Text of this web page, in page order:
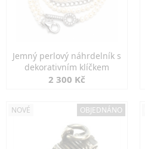
Jemný perlový náhrdelník s
dekorativním klíčkem
2 300 Kč
NOVÉ OBJEDNÁNO